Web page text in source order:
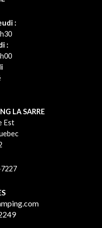
:
:
LA SARRE
Est